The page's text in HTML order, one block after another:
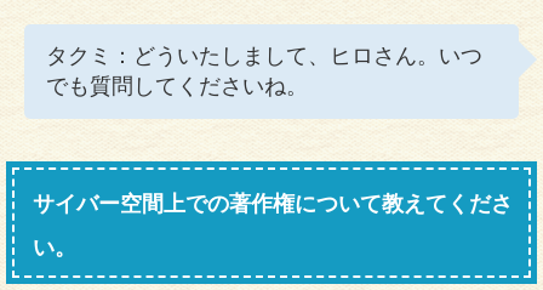
タクミ：どういたしまして、ヒロさん。いつ
でも質問してくださいね。
サイバー空間上での著作権について教えてくださ
い。